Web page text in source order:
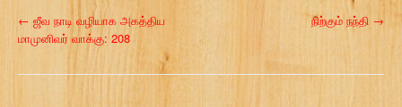
P
← ஜீவ நாடி வழியாக அகத்திய
மாமுனிவர் வாக்கு: 208
நிற்கும் நந்தி →